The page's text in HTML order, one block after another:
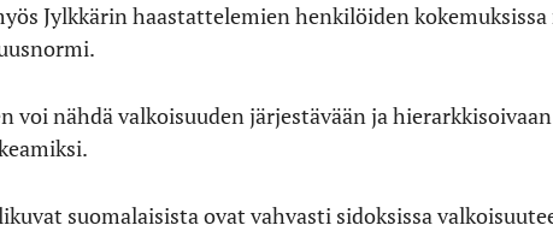
Jylkkärin haastattelemien henkilöiden
voi nähdä valkoisuuden järjestävään ja
suomalaisista ovat vahvasti sidoksissa